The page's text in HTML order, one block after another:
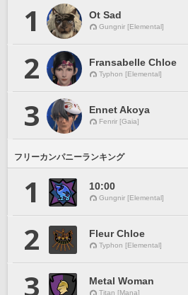
1 Ot Sad
Gungnir [Elemental]
2 Fransabelle Chloe
Typhon [Elemental]
3 Ennet Akoya
Fenrir [Gaia]
フリーカンパニーランキング
1 10:00
Gungnir [Elemental]
2 Fleur Chloe
Typhon [Elemental]
3 Metal Woman
Titan [Mana]